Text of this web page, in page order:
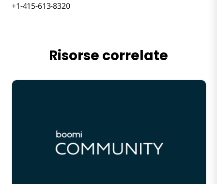
+1-415-613-8320
Risorse correlate